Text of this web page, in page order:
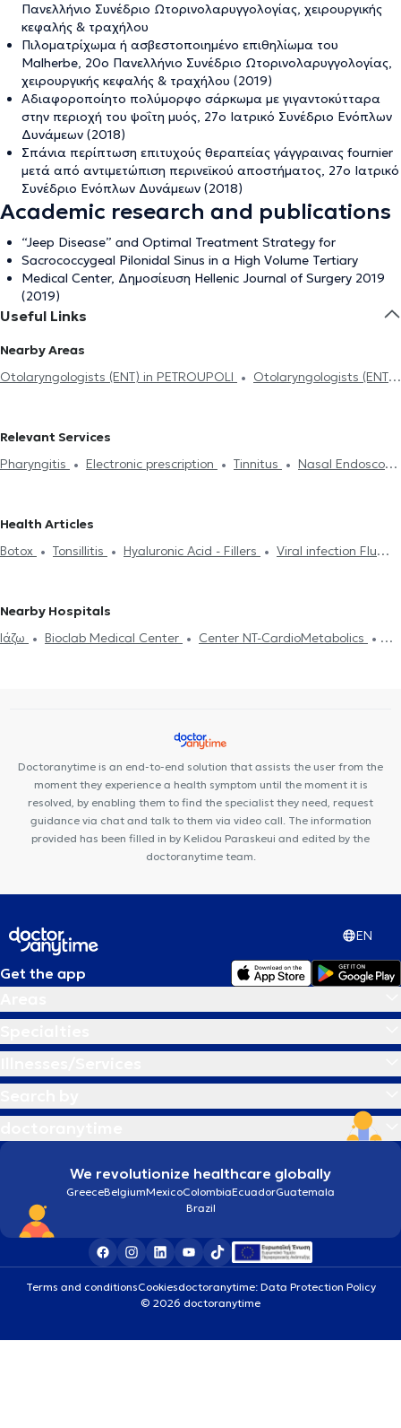
Πανελλήνιο Συνέδριο Ωτορινολαρυγγολογίας, χειρουργικής
κεφαλής & τραχήλου
Πιλοματρίχωμα ή ασβεστοποιημένο επιθηλίωμα του
Malherbe, 20ο Πανελλήνιο Συνέδριο Ωτορινολαρυγγολογίας,
χειρουργικής κεφαλής & τραχήλου (2019)
Αδιαφοροποίητο πολύμορφο σάρκωμα με γιγαντοκύτταρα
στην περιοχή του ψοΐτη μυός, 27ο Ιατρικό Συνέδριο Ενόπλων
Δυνάμεων (2018)
Σπάνια περίπτωση επιτυχούς θεραπείας γάγγραινας fournier
μετά από αντιμετώπιση περινεϊκού αποστήματος, 27ο Ιατρικό
Συνέδριο Ενόπλων Δυνάμεων (2018)
Academic research and publications
“Jeep Disease” and Optimal Treatment Strategy for
Sacrococcygeal Pilonidal Sinus in a High Volume Tertiary
Medical Center, Δημοσίευση Hellenic Journal of Surgery 2019
(2019)
Useful Links
Nearby Areas
Otolaryngologists (ENT) in PETROUPOLI
Otolaryngologists (ENT)
NEA FILADELFIA
Otolaryngologists (ENT) in ATHENS
Otolaryngologists (ENT) in
Otolaryngologists (ENT) in ACHARNES
Otolaryngologists (ENT) in
Otolaryngologists (ENT) in NEO IRAKLEIO
in GIZI
Otolaryngologists (ENT) in METAMORFOSI
Relevant Services
Pharyngitis
Electronic prescription Tinnitus
Nasal Endoscopy
Deviated septum
Swallowing disorders - dysphagia
Tonsillectomy
Tonsillectomy
Health Articles
Botox
Tonsillitis Hyaluronic Acid - Fillers
Viral infection Flu
Nearby Hospitals
Ιάζω
Bioclab Medical Center
Center NT-CardioMetabolics
Doctoranytime is an end-to-end solution that assists the user from the
moment they experience a health symptom until the moment it is
resolved, by enabling them to find the specialist they need, request
guidance via chat and talk to them via video call. The information
provided has been filled in by Kelidou Paraskeui and edited by the
doctoranytime team.
EN
Get the app
We revolutionize healthcare globally
GreeceBelgiumMexicoColombiaEcuadorGuatemala
Brazil
Terms and conditionsCookiesdoctoranytime: Data Protection Policy
© 2026 doctoranytime